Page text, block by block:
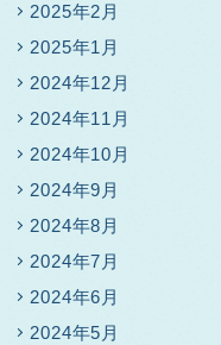
2025年2月
2025年1月
2024年12月
2024年11月
2024年10月
2024年9月
2024年8月
2024年7月
2024年6月
2024年5月